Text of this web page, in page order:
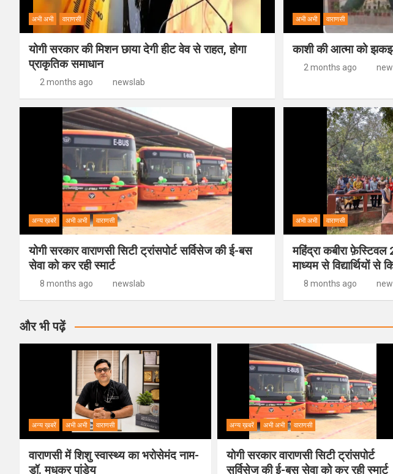
अभी अभी वाराणसी
योगी सरकार की मिशन छाया देगी हीट वेव से राहत, होगा
प्राकृतिक समाधान
2 months ago newslab
अभी अभी वाराणसी
काशी की आत्मा को
2 months ago
अन्य ख़बरें अभी अभी वाराणसी
योगी सरकार वाराणसी सिटी ट्रांसपोर्ट सर्विसेज की ई-बस
सेवा को कर रही स्मार्ट
8 months ago newslab
अभी अभी वाराणसी
महिंद्रा कबीरा
माध्यम से विद्यार्थियों से
8 months ago
और भी पढ़ें
अन्य ख़बरें अभी अभी वाराणसी
वाराणसी में शिशु स्वास्थ्य का भरोसेमंद नाम-
डॉ. मधुकर पांडेय
अन्य ख़बरें अभी अभी वाराणसी
योगी सरकार वाराणसी सिटी ट्रांसपोर्ट
सर्विसेज की ई-बस सेवा को कर रही स्मार्ट